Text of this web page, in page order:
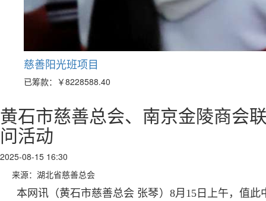
慈善阳光班项目
已筹款： ￥8228588.40
黄石市慈善总会、南京金陵商会
问活动
2025-08-15 16:30
来源：湖北省慈善总会
本网讯（黄石市慈善总会 张琴）8月15日上午，值